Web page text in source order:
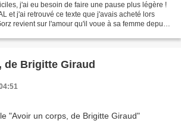
j'ai eu besoin de faire une pause plus légère !
et j'ai retrouvé ce texte que j'avais acheté lors
revient sur l'amour qu'il voue à sa femme depuis
de Brigitte Giraud